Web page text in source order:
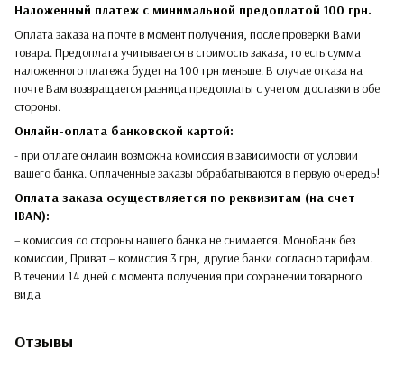
Наложенный платеж с минимальной предоплатой 100 грн.
Оплата заказа на почте в момент получения, после проверки Вами
товара. Предоплата учитывается в стоимость заказа, то есть сумма
наложенного платежа будет на 100 грн меньше. В случае отказа на
почте Вам возвращается разница предоплаты с учетом доставки в обе
стороны.​​
Онлайн-оплата банковской картой:
- при оплате онлайн возможна комиссия в зависимости от условий
вашего банка. Оплаченные заказы обрабатываются в первую очередь!
Оплата заказа осуществляется по реквизитам (на счет
IBAN):
– комиссия со стороны нашего банка не снимается. МоноБанк без
комиссии, Приват – комиссия 3 грн, другие банки согласно тарифам.
В течении 14 дней с момента получения при сохранении товарного
вида
Отзывы